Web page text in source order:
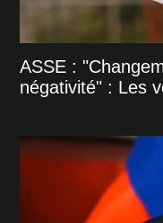
ASSE :
négativité" : Les